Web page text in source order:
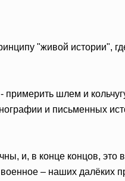
"живой истории",
шлем и
и письменных
и, в конце концов, это
– наших далёких